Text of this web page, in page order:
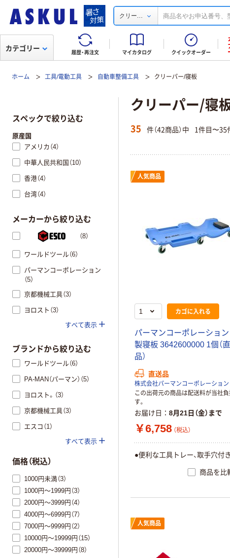
クリー...
履歴・再注文 マイカタログ クイックオーダー
カテゴリー
ホーム 工具/電動工具 自動車整備工具 クリーパー/寝板
クリーパー/寝
35 件（42商品）中 1件目〜35
人気商品
カゴに入れる
パーマンコーポレーショ
製寝板 3642600000 1個（
品）
直送品
株式会社パーマンコーポレーション
この出荷元の商品は配送料が当社負
す。
お届け日 8月21日（金）まで
￥6,758 （税込）
●便利な工具トレー、取手穴付き
商品を比
人気商品
スペックで絞り込む
原産国
アメリカ（4）
中華人民共和国（10）
香港（4）
台湾（4）
メーカーから絞り込む
（8）
ワールドツール（6）
パーマンコーポレーション
（5）
京都機械工具（3）
ヨロスト（3）
すべて表示
ブランドから絞り込む
ワールドツール（6）
PA-MAN（パーマン）（5）
ヨロスト。（3）
京都機械工具（3）
エスコ（1）
すべて表示
価格（税込）
1000円未満（3）
1000円～1999円（3）
2000円～3999円（4）
4000円～6999円（7）
7000円～9999円（2）
10000円～19999円（15）
20000円～39999円（8）